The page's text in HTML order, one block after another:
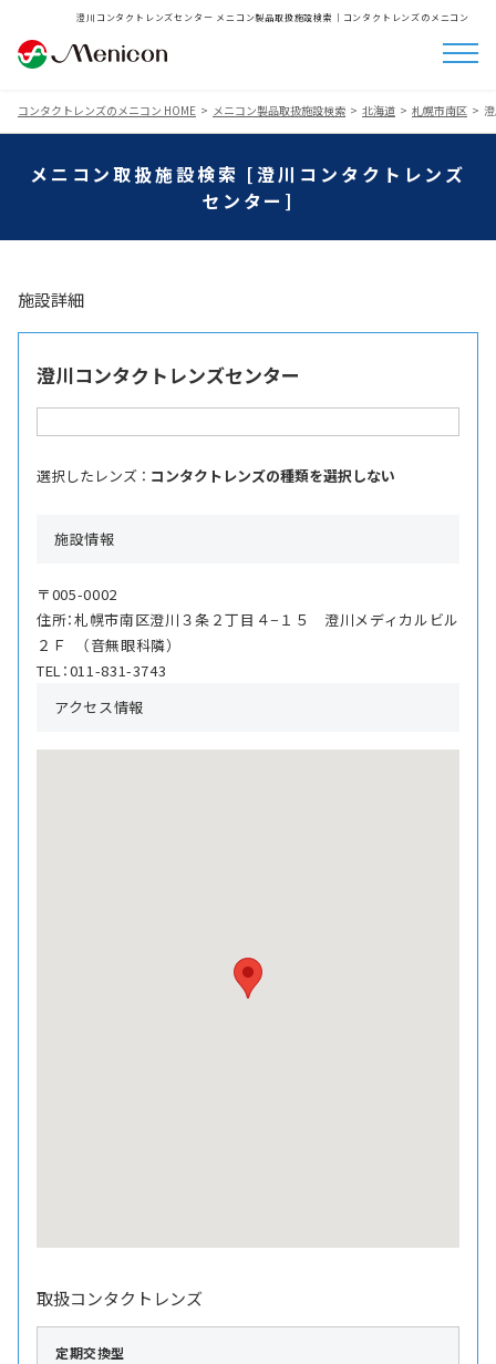
澄川コンタクトレンズセンター メニコン製品取扱施設検索│コンタクトレンズのメニコン
コンタクトレンズのメニコン HOME メニコン製品取扱施設検索 北海道 札幌市南区
メニコン取扱施設検索 [澄川コンタクトレンズ
センター]
施設詳細
澄川コンタクトレンズセンター
選択したレンズ ： コンタクトレンズの種類を選択しない
施設情報
〒005-0002
住所：札幌市南区澄川３条２丁目４−１５ 澄川メディカルビル
２Ｆ （音無眼科隣）
TEL：011-831-3743
アクセス情報
取扱コンタクトレンズ
定期交換型